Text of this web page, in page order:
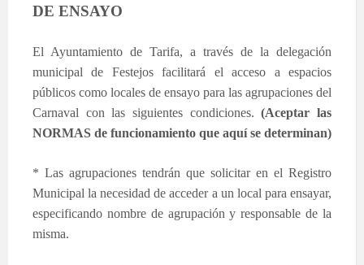
DE ENSAYO
El Ayuntamiento de Tarifa, a través de la delegación
municipal de Festejos facilitará el acceso a espacios
públicos como locales de ensayo para las agrupaciones del
Carnaval con las siguientes condiciones.(Aceptar las
NORMAS de funcionamiento que aquí se determinan)
* Las agrupaciones tendrán que solicitar en el Registro
Municipal la necesidad de acceder a un local para ensayar,
especificando nombre de agrupación y responsable de la
misma.